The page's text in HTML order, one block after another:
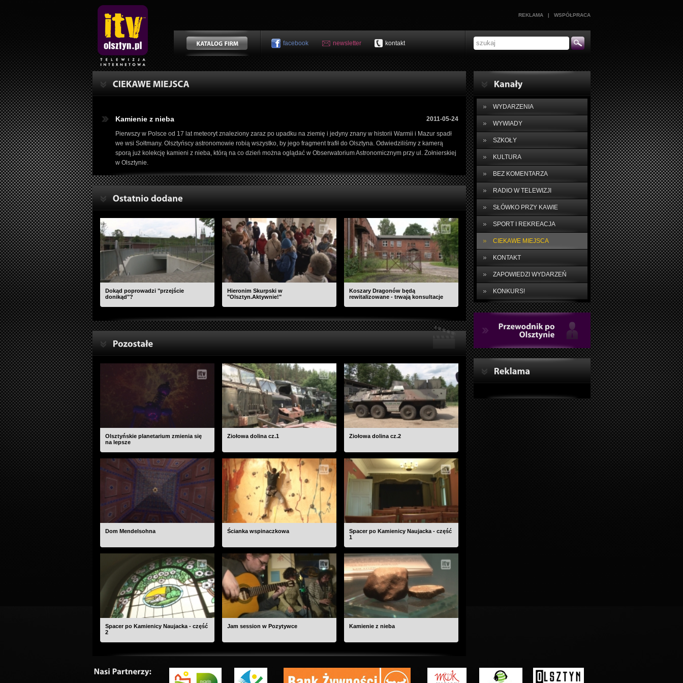
REKLAMA | WSPÓŁPRACA
facebook newsletter kontakt
WYDARZENIA
WYWIADY
SZKOŁY
KULTURA
BEZ KOMENTARZA
RADIO W TELEWIZJI
SŁÓWKO PRZY KAWIE
SPORT I REKREACJA
CIEKAWE MIEJSCA
KONTAKT
ZAPOWIEDZI WYDARZEŃ
KONKURS!
Kamienie z nieba 2011-05-24
Pierwszy w Polsce od 17 lat meteoryt znaleziony zaraz po upadku na ziemię i jedyny znany w historii Warmii i Mazur spadł
we wsi Sołtmany. Olsztyńscy astronomowie robią wszystko, by jego fragment trafił do Olsztyna. Odwiedziliśmy z kamerą
sporą już kolekcję kamieni z nieba, którą na co dzień można oglądać w Obserwatorium Astronomicznym przy ul. Żołnierskiej
w Olsztynie.
Dokąd poprowadzi "przejście
donikąd"?
Hieronim Skurpski w
"Olsztyn.Aktywnie!"
Koszary Dragonów będą
rewitalizowane - trwają konsultacje
Olsztyńskie planetarium zmienia się
na lepsze
Ziołowa dolina cz.1 Ziołowa dolina cz.2
Dom Mendelsohna Ścianka wspinaczkowa
Spacer po Kamienicy Naujacka - część
1
Spacer po Kamienicy Naujacka - część
2
Jam session w Pozytywce Kamienie z nieba